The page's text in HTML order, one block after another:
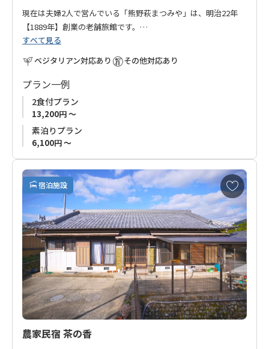
現在は夫婦2人で営んでいる「熊野萩まつみや」は、明治22年
【1889年】創業の老舗旅館です。
国道が整備されていない頃、十津川村から新宮までの交通手段
は舟でした。十津川村で伐採された木材は、筏（いかだ）にし
て流しました。
十津川村と本宮の間に位置する萩地区は、中継地点として当時
は筏師さんの宿泊で大変賑わったそうです。宿のすぐ近くの熊
野川には、今でもかつての波止場が残っています。
現在の建物は増築されておりますが、賑わっていた頃の雰囲気
を味わってもらいながら、昔のノスタルジーな気持に浸ってい
ただけたら幸いです。
せていただきす。
熊野古道小辺路の果無（はてなし）登山口八木尾から徒歩13
分、道の駅奥熊野ほんぐう店へは徒歩7分の距離です。
小辺路を歩く方はもちろん、熊野本宮大社（本宮大社前バス
停）、発心門王子、小雲取越請川登り口への送迎も行ってお
り、中辺路を歩く方にもおすすめです。
どうぞ、ご利用をお待ちしております。
すべて見る
ベジタリアン対応あり
その他対応あり
プラン一例
2食付プラン
13,200円 ～
素泊りプラン
6,100円 ～
宿泊施設
お
気
に
入
り
に
追
加
農家民宿 茶の香